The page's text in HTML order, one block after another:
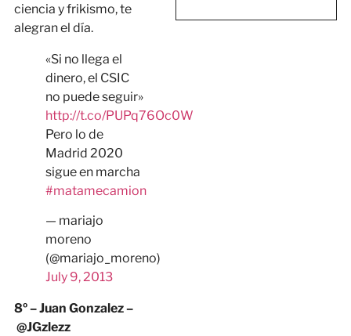
ciencia y frikismo, te
alegran el día.
«Si no llega el
dinero, el CSIC
no puede seguir»
http://t.co/PUPq76Oc0W
Pero lo de
Madrid 2020
sigue en marcha
#matamecamion
— mariajo
moreno
(@mariajo_moreno)
July 9, 2013
8º – Juan Gonzalez –
@JGzlezz